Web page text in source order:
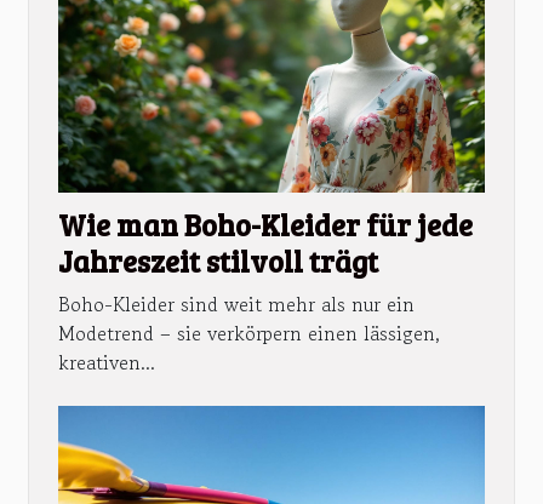
Wie man Boho-Kleider für jede
Jahreszeit stilvoll trägt
Boho-Kleider sind weit mehr als nur ein
Modetrend – sie verkörpern einen lässigen,
kreativen...